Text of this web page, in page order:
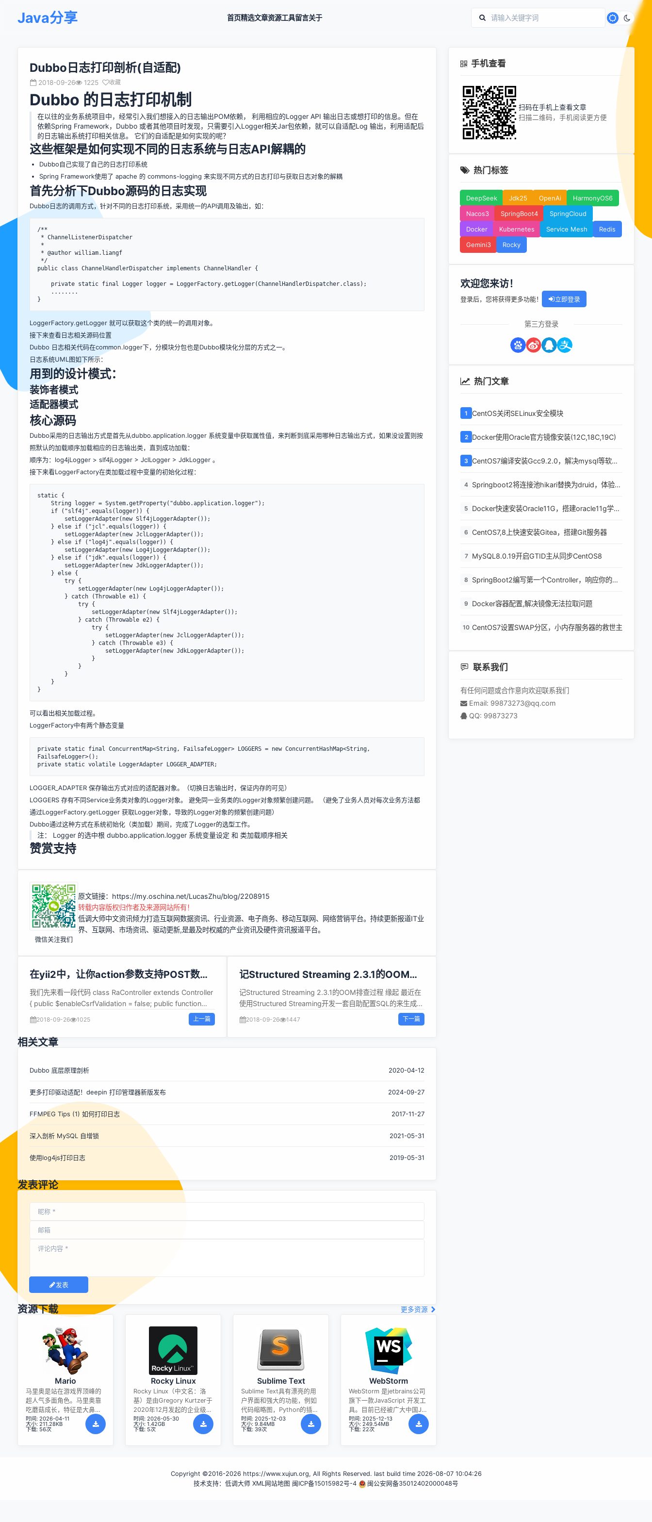
Java分享 首页精选文章资源工具留言关于
Dubbo日志打印剖析(自适配)
2018-09-26 1225 收藏
Dubbo 的日志打印机制
在以往的业务系统项目中，经常引入我们想接入的日志输出POM依赖， 利用相应的Logger API 输出日志或想打印的信息。但在
依赖Spring Framework，Dubbo 或者其他项目时发现，只需要引入Logger相关Jar包依赖，就可以自适配Log 输出，利用适配后
的日志输出系统打印相关信息。 它们的自适配是如何实现的呢？
这些框架是如何实现不同的日志系统与日志API解耦的
Dubbo自己实现了自己的日志打印系统
Spring Framework使用了 apache 的 commons-logging 来实现不同方式的日志打印与获取日志对象的解耦
首先分析下Dubbo源码的日志实现
Dubbo日志的调用方式，针对不同的日志打印系统，采用统一的API调用及输出，如：
/**
public class ChannelHandlerDispatcher implements ChannelHandler {
LoggerFactory.getLogger 就可以获取这个类的统一的调用对象。
接下来查看日志相关源码位置
Dubbo 日志相关代码在common.logger下，分模块分包也是Dubbo模块化分层的方式之一。
日志系统UML图如下所示：
用到的设计模式：
装饰者模式
适配器模式
核心源码
Dubbo采用的日志输出方式是首先从dubbo.application.logger 系统变量中获取属性值，来判断到底采用哪种日志输出方式，如果没设置则按
照默认的加载顺序加载相应的日志输出类，直到成功加载：
顺序为：log4jLogger > slf4jLogger > JclLogger > JdkLogger 。
接下来看LoggerFactory在类加载过程中变量的初始化过程：
static {
可以看出相关加载过程。
LoggerFactory中有两个静态变量
private static final ConcurrentMap<String, FailsafeLogger> LOGGERS = new ConcurrentHashMap<String,
FailsafeLogger>();
LOGGER_ADAPTER 保存输出方式对应的适配器对象。（切换日志输出时，保证内存的可见）
LOGGERS 存有不同Service业务类对象的Logger对象。 避免同一业务类的Logger对象频繁创建问题。 （避免了业务人员对每次业务方法都
通过LoggerFactory.getLogger 获取Logger对象，导致的Logger对象的频繁创建问题）
Dubbo通过这种方式在系统初始化（类加载）期间，完成了Logger的选型工作。
注： Logger 的选中根 dubbo.application.logger 系统变量设定 和 类加载顺序相关
赞赏支持
微信关注我们
原文链接： https://my.oschina.net/LucasZhu/blog/2208915
转载内容版权归作者及来源网站所有！
低调大师中文资讯倾力打造互联网数据资讯、行业资源、电子商务、移动互联网、网络营销平台。持续更新报道IT业
界、互联网、市场资讯、驱动更新,是最及时权威的产业资讯及硬件资讯报道平台。
在yii2中，让你action参数支持POST数据
的小方法
我们先来看一段代码 class RaController extends Controller
{ public $enableCsrfValidation = false; public function
actionSay($username = '',$city = ''){ echo "{$username}
来自 {$city}"; } } 这里actionSay对应的url为index.php?
r=ra/say，而 $username 和 $city 值的获取来自于url的参
数，比如 index.php?
在yii2中，action参数都是来自于GET。 但是有的时候你可能
runAction即可，yii2为控制器提供了runAction方法，它负责
生成一个具体的Action对象并传递参数，我们可以通过复写它
来实现，你可以看下yii2的生命周期来对其进行更好的了解。
那就开始干吧~，对上面的代码复写runAction class ...
2018-09-26 1025 上一篇
记Structured Streaming 2.3.1的OOM排
查过程
记Structured Streaming 2.3.1的OOM排查过程 缘起 最近在
使用Structured Streaming开发一套自助配置SQL的来生成流
式作业的平台，在测试的过程中发现有些作业长时间运行后会
有Executor端的OOM，起初以为是代码的问题，几经review
息，Task的GC时间占到了Task执行时间的70%，起初以为配
题之后，紧接着就会出现Executor和Driver间心跳异常，或者
题大都可初步判断为是因为Jvm的Full GC而造成的Stop the
中会出现java.lang.OutOfMemoryError: Java heap space
2018-09-26 1447 下一篇
相关文章
Dubbo 底层原理剖析 2020-04-12
更多打印驱动适配！deepin 打印管理器新版发布 2024-09-27
FFMPEG Tips (1) 如何打印日志 2017-11-27
深入剖析 MySQL 自增锁 2021-05-31
使用log4js打印日志 2019-05-31
发表评论
发表
资源下载 更多资源
Mario
马里奥是站在游戏界顶峰的
超人气多面角色。马里奥靠
吃蘑菇成长，特征是大鼻
子、头戴帽子、身穿背带
裤，还留着胡子。与他的双
时间: 2026-04-11
大小: 211.28KB
下载: 56次
Rocky Linux
Rocky Linux（中文名：洛
基）是由Gregory Kurtzer于
2020年12月发起的企业级
Linux发行版，作为CentOS
稳定版停止维护后与
构。其通过重新编译RHEL源
代码提供长期稳定性，采用
时间: 2026-05-30
大小: 1.42GB
下载: 5次
Sublime Text
Sublime Text具有漂亮的用
户界面和强大的功能，例如
代码缩略图，Python的插
件，代码段等。还可自定义
键绑定，菜单和工具栏。
择，多窗口等等。Sublime
Text 是一个跨平台的编辑
时间: 2025-12-03
大小: 9.84MB
下载: 39次
WebStorm
WebStorm 是jetbrains公司
旗下一款JavaScript 开发工
具。目前已经被广大中国JS
开发者誉为“Web前端开发神
器”、“最强大的HTML5编辑
时间: 2025-12-13
大小: 249.54MB
下载: 22次
手机查看
扫码在手机上查看文章
扫描二维码，手机阅读更方便
热门标签
DeepSeek Jdk25 OpenAi
HarmonyOS6
Nacos3
SpringBoot4
SpringCloud
Docker
Kubernetes Service Mesh
Redis
Gemini3
Rocky
欢迎您来访！
登录后，您将获得更多功能！ 立即登录
第三方登录
热门文章
1 CentOS关闭SELinux安全模块
2 Docker使用Oracle官方镜像安装(12C,18C,19C)
3
CentOS7编译安装Gcc9.2.0，解决mysql等软件
4 Springboot2将连接池hikari替换为druid，体验最
5
Docker快速安装Oracle11G，搭建oracle11g学习
6 CentOS7,8上快速安装Gitea，搭建Git服务器
7 MySQL8.0.19开启GTID主从同步CentOS8
8
SpringBoot2编写第一个Controller，响应你的
9 Docker容器配置,解决镜像无法拉取问题
10 CentOS7设置SWAP分区，小内存服务器的救世主
联系我们
有任何问题或合作意向欢迎联系我们
Email: 99873273@qq.com
QQ: 99873273
Copyright ©2016-2026 https://www.xujun.org, All Rights Reserved. last build time 2026-08-07 10:04:26
技术支持：低调大师 XML网站地图 闽ICP备15015982号-4 闽公安网备35012402000048号